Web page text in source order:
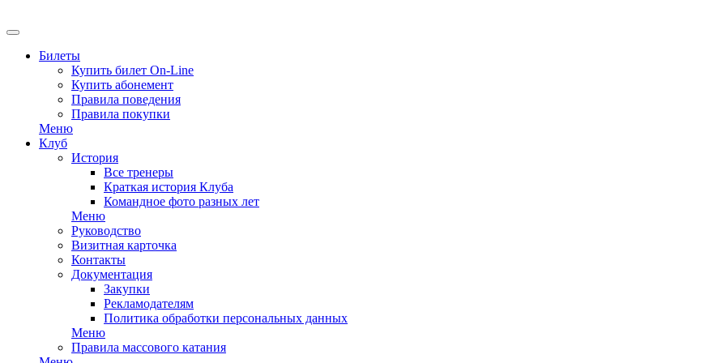
Билеты
Купить билет On-Line
Купить абонемент
Правила поведения
Правила покупки
Меню
Клуб
История
Все тренеры
Краткая история Клуба
Командное фото разных лет
Меню
Руководство
Визитная карточка
Контакты
Документация
Закупки
Рекламодателям
Политика обработки персональных данных
Меню
Правила массового катания